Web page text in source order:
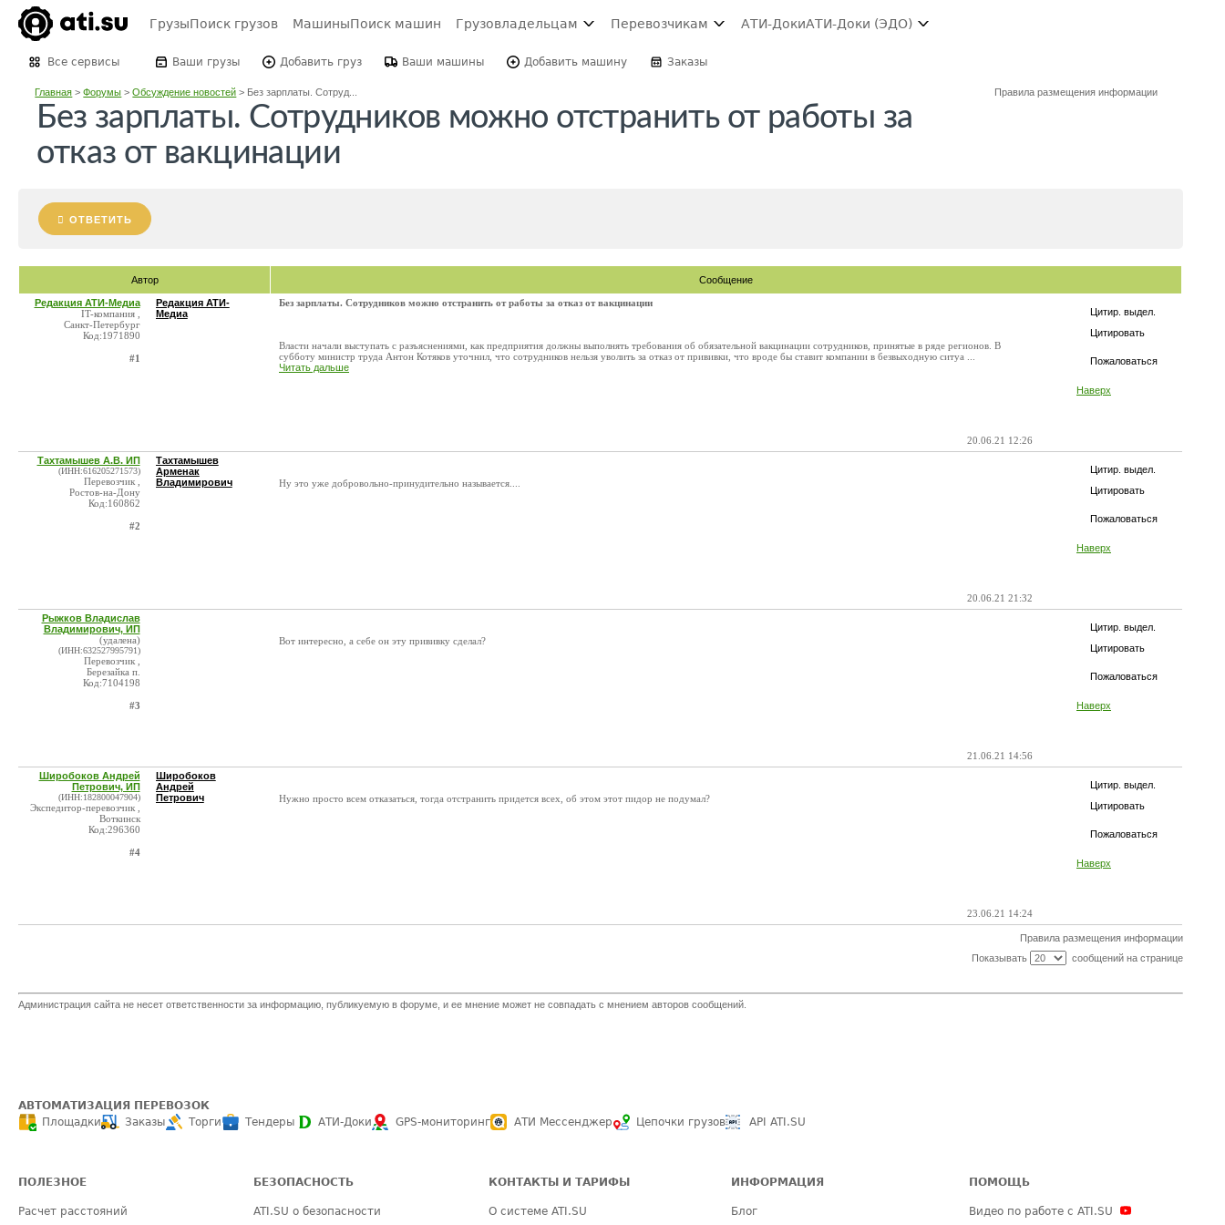
ГрузыПоиск грузов МашиныПоиск машин Грузовладельцам Перевозчикам АТИ-ДокиАТИ-Доки (ЭДО)
Все сервисы Ваши грузы Добавить груз Ваши машины Добавить машину Заказы
Главная >Форумы >Обсуждение новостей > Без зарплаты. Сотруд... Правила размещения информации
Без зарплаты. Сотрудников можно отстранить от работы за
отказ от вакцинации
ОТВЕТИТЬ
Автор Сообщение
Цитир. выдел.
Цитировать
Пожаловаться
Наверх
Редакция АТИ-Медиа
IT-компания ,
Санкт-Петербург
Код:1971890
#1
Редакция АТИ-
Медиа
Без зарплаты. Сотрудников можно отстранить от работы за отказ от вакцинации
Власти начали выступать с разъяснениями, как предприятия должны выполнять требования об обязательной вакцинации сотрудников, принятые в ряде регионов. В
субботу министр труда Антон Котяков уточнил, что сотрудников нельзя уволить за отказ от прививки, что вроде бы ставит компании в безвыходную ситуа ...
Читать дальше
20.06.21 12:26
Цитир. выдел.
Цитировать
Пожаловаться
Наверх
Тахтамышев А.В. ИП
(ИНН:616205271573)
Перевозчик ,
Ростов-на-Дону
Код:160862
#2
Тахтамышев
Арменак
Владимирович
Ну это уже добровольно-принудительно называется....
20.06.21 21:32
Цитир. выдел.
Цитировать
Пожаловаться
Наверх
Рыжков Владислав
Владимирович, ИП
(удалена)
(ИНН:632527995791)
Перевозчик ,
Березайка п.
Код:7104198
#3
Вот интересно, а себе он эту прививку сделал?
21.06.21 14:56
Цитир. выдел.
Цитировать
Пожаловаться
Наверх
Широбоков Андрей
Петрович, ИП
(ИНН:182800047904)
Экспедитор-перевозчик ,
Воткинск
Код:296360
#4
Широбоков
Андрей
Петрович
Нужно просто всем отказаться, тогда отстранить придется всех, об этом этот пидор не подумал?
23.06.21 14:24
Правила размещения информации
Показывать
сообщений на странице
Администрация сайта не несет ответственности за информацию, публикуемую в форуме, и ее мнение может не совпадать с мнением авторов сообщений.
АВТОМАТИЗАЦИЯ ПЕРЕВОЗОК
Площадки
Заказы Торги Тендеры АТИ-Доки GPS-мониторинг АТИ Мессенджер Цепочки грузов API ATI.SU
ПОЛЕЗНОЕ
Расчет расстояний
БЕЗОПАСНОСТЬ
ATI.SU о безопасности
КОНТАКТЫ И ТАРИФЫ
О системе ATI.SU
ИНФОРМАЦИЯ
Блог
ПОМОЩЬ
Видео по работе с ATI.SU